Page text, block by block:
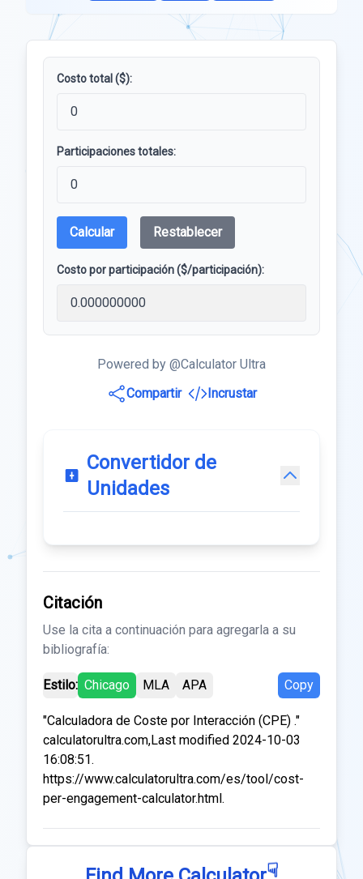
Costo total ($):
Participaciones totales:
Calcular Restablecer
Costo por participación ($/participación):
Powered by @Calculator Ultra
Compartir
Incrustar
Convertidor de
Unidades
Citación
Use la cita a continuación para agregarla a su
bibliografía:
Estilo: Chicago MLA APA Copy
"Calculadora de Coste por Interacción (CPE) ."
calculatorultra.com,Last modified 2024-10-03
16:08:51.
https://www.calculatorultra.com/es/tool/cost-
per-engagement-calculator.html.